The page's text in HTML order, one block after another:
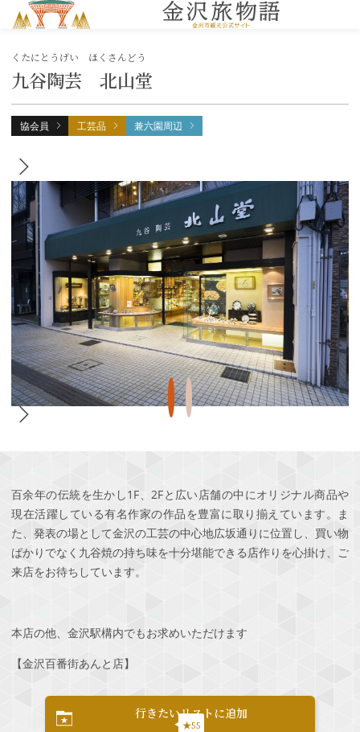
九谷陶芸 北山堂
くたにとうげい ほくさんどう
協会員 工芸品 兼六園周辺
百余年の伝統を生かし1F、2Fと広い店舗の中にオリジナル商品や
現在活躍している有名作家の作品を豊富に取り揃えています。ま
た、発表の場として金沢の工芸の中心地広坂通りに位置し、買い物
ばかりでなく九谷焼の持ち味を十分堪能できる店作りを心掛け、ご
来店をお待ちしています。
本店の他、金沢駅構内でもお求めいただけます
【金沢百番街あんと店】
行きたいリストに追加
★55